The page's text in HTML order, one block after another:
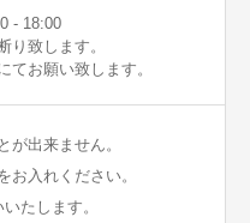
- 18:00
り致します。
てお願い致します。
が出来ません。
お入れください。
たします。